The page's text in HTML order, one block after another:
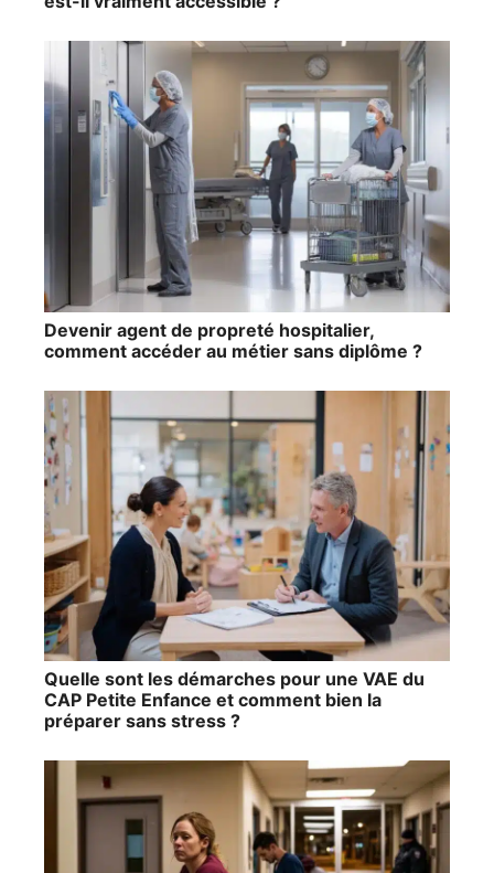
Devenir agent de propreté hospitalier,
comment accéder au métier sans diplôme ?
Quelle sont les démarches pour une VAE du
CAP Petite Enfance et comment bien la
préparer sans stress ?